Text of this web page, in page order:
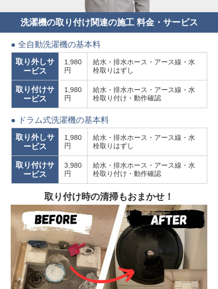
洗濯機の取り付け関連の施工 料金・サービス
● 全自動洗濯機の基本料
取り外しサ
ービス
1,980
円
給水・排水ホース・アース線・水
栓取りはずし
取り付けサ
ービス
1,980
円
給水・排水ホース・アース線・水
栓取り付け・動作確認
● ドラム式洗濯機の基本料
取り外しサ
ービス
1,980
円
給水・排水ホース・アース線・水
栓取りはずし
取り付けサ
ービス
3,980
円
給水・排水ホース・アース線・水
栓取り付け・動作確認
取り付け時の清掃もおまかせ！